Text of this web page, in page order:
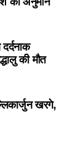
की मौत
खरगे,